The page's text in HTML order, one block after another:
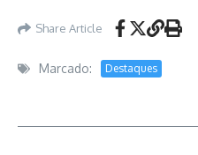
Share Article
Marcado: Destaques